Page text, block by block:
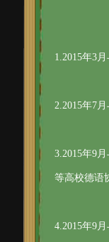
1.2015年3
2.2015年7
3.2015年9
等高校德语
4.2015年9